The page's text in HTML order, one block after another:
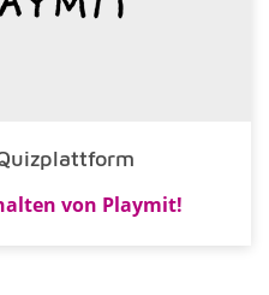
von Playmit!